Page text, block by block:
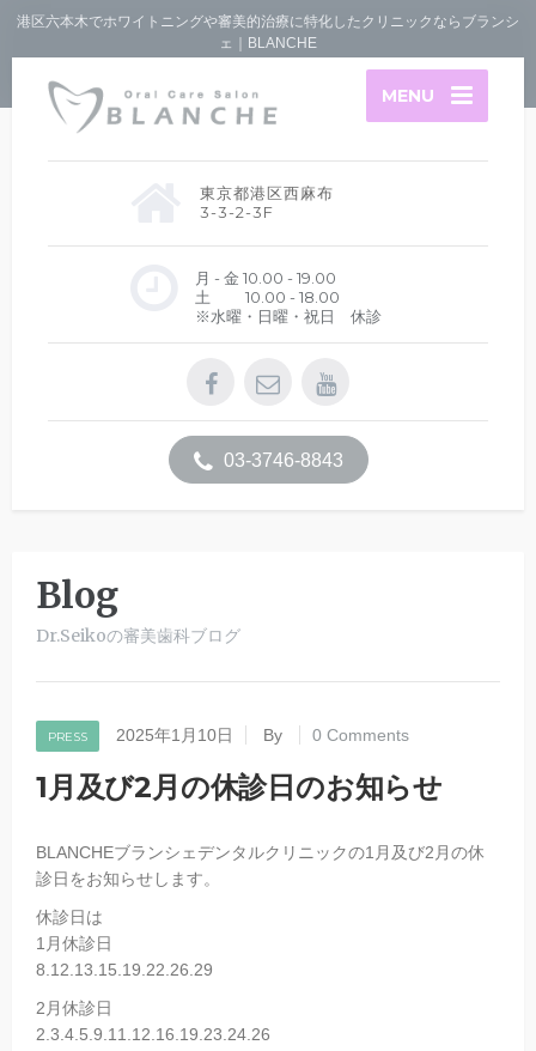
港区六本木でホワイトニングや審美的治療に特化したクリニックならブランシ
ェ｜BLANCHE
MENU
東京都港区西麻布
3-3-2-3F
月 - 金 10.00 - 19.00
土 10.00 - 18.00
※水曜・日曜・祝日 休診
03-3746-8843
Blog
Dr.Seikoの審美歯科ブログ
PRESS 2025年1月10日 By 0 Comments
1月及び2月の休診日のお知らせ
BLANCHEブランシェデンタルクリニックの1月及び2月の休
診日をお知らせします。
休診日は
1月休診日
8.12.13.15.19.22.26.29
2月休診日
2.3.4.5.9.11.12.16.19.23.24.26